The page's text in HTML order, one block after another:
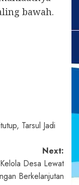
bawah.
Tarsul Jadi
Next:
Desa Lewat
Berkelanjutan